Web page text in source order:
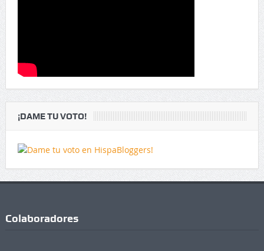
¡DAME TU VOTO!
Colaboradores